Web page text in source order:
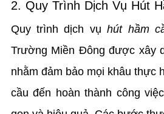
2. Quy Trình Dịch Vụ Hút
Quy trình dịch vụhút hầm
Trường Miền Đông được xây
nhằm đảm bảo mọi khâu thực
cầu đến hoàn thành công